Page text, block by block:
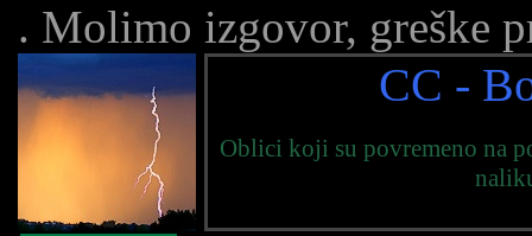
. Molimo izgovor, greške
CC -
Oblici koji su povremeno na